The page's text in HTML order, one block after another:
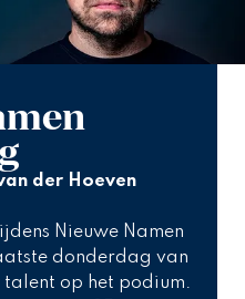
der Hoeven
Nieuwe Namen
donderdag van
talent op het podium.